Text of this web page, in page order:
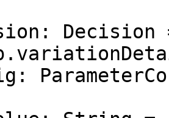
Decision